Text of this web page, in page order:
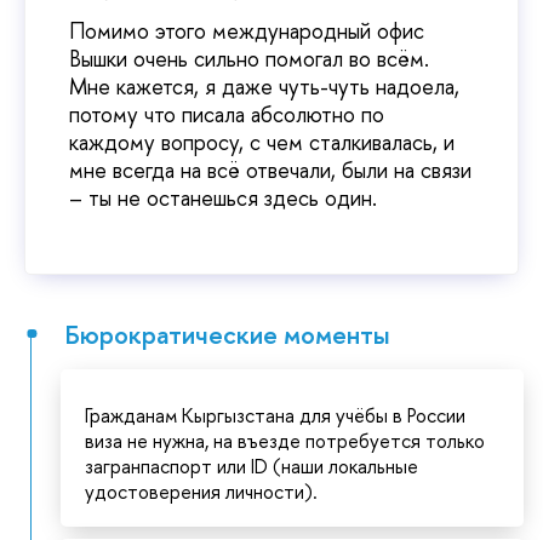
Помимо этого международный офис
Вышки очень сильно помогал во всём.
Мне кажется, я даже чуть-чуть надоела,
потому что писала абсолютно по
каждому вопросу, с чем сталкивалась, и
мне всегда на всё отвечали, были на связи
– ты не останешься здесь один.
Бюрократические моменты
Гражданам Кыргызстана для учёбы в России
виза не нужна, на въезде потребуется только
загранпаспорт или ID (наши локальные
удостоверения личности).